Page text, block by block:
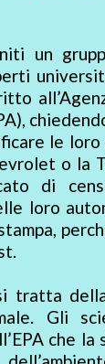
un
le
o la
di
loro
tratta
Gli
che la